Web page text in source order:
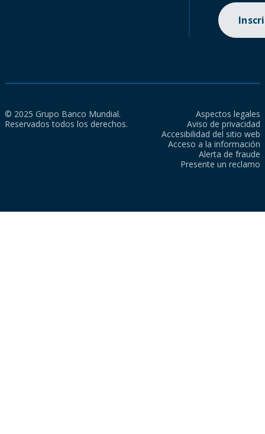
© 2025 Grupo Banco Mundial.
Reservados todos los derechos.
Aspectos legales
Aviso de privacidad
Accesibilidad del sitio web
Acceso a la información
Alerta de fraude
Presente un reclamo